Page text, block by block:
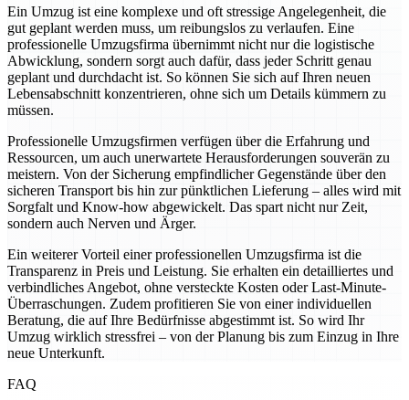
Ein Umzug ist eine komplexe und oft stressige Angelegenheit, die
gut geplant werden muss, um reibungslos zu verlaufen. Eine
professionelle Umzugsfirma übernimmt nicht nur die logistische
Abwicklung, sondern sorgt auch dafür, dass jeder Schritt genau
geplant und durchdacht ist. So können Sie sich auf Ihren neuen
Lebensabschnitt konzentrieren, ohne sich um Details kümmern zu
müssen.
Professionelle Umzugsfirmen verfügen über die Erfahrung und
Ressourcen, um auch unerwartete Herausforderungen souverän zu
meistern. Von der Sicherung empfindlicher Gegenstände über den
sicheren Transport bis hin zur pünktlichen Lieferung – alles wird mit
Sorgfalt und Know-how abgewickelt. Das spart nicht nur Zeit,
sondern auch Nerven und Ärger.
Ein weiterer Vorteil einer professionellen Umzugsfirma ist die
Transparenz in Preis und Leistung. Sie erhalten ein detailliertes und
verbindliches Angebot, ohne versteckte Kosten oder Last-Minute-
Überraschungen. Zudem profitieren Sie von einer individuellen
Beratung, die auf Ihre Bedürfnisse abgestimmt ist. So wird Ihr
Umzug wirklich stressfrei – von der Planung bis zum Einzug in Ihre
neue Unterkunft.
FAQ